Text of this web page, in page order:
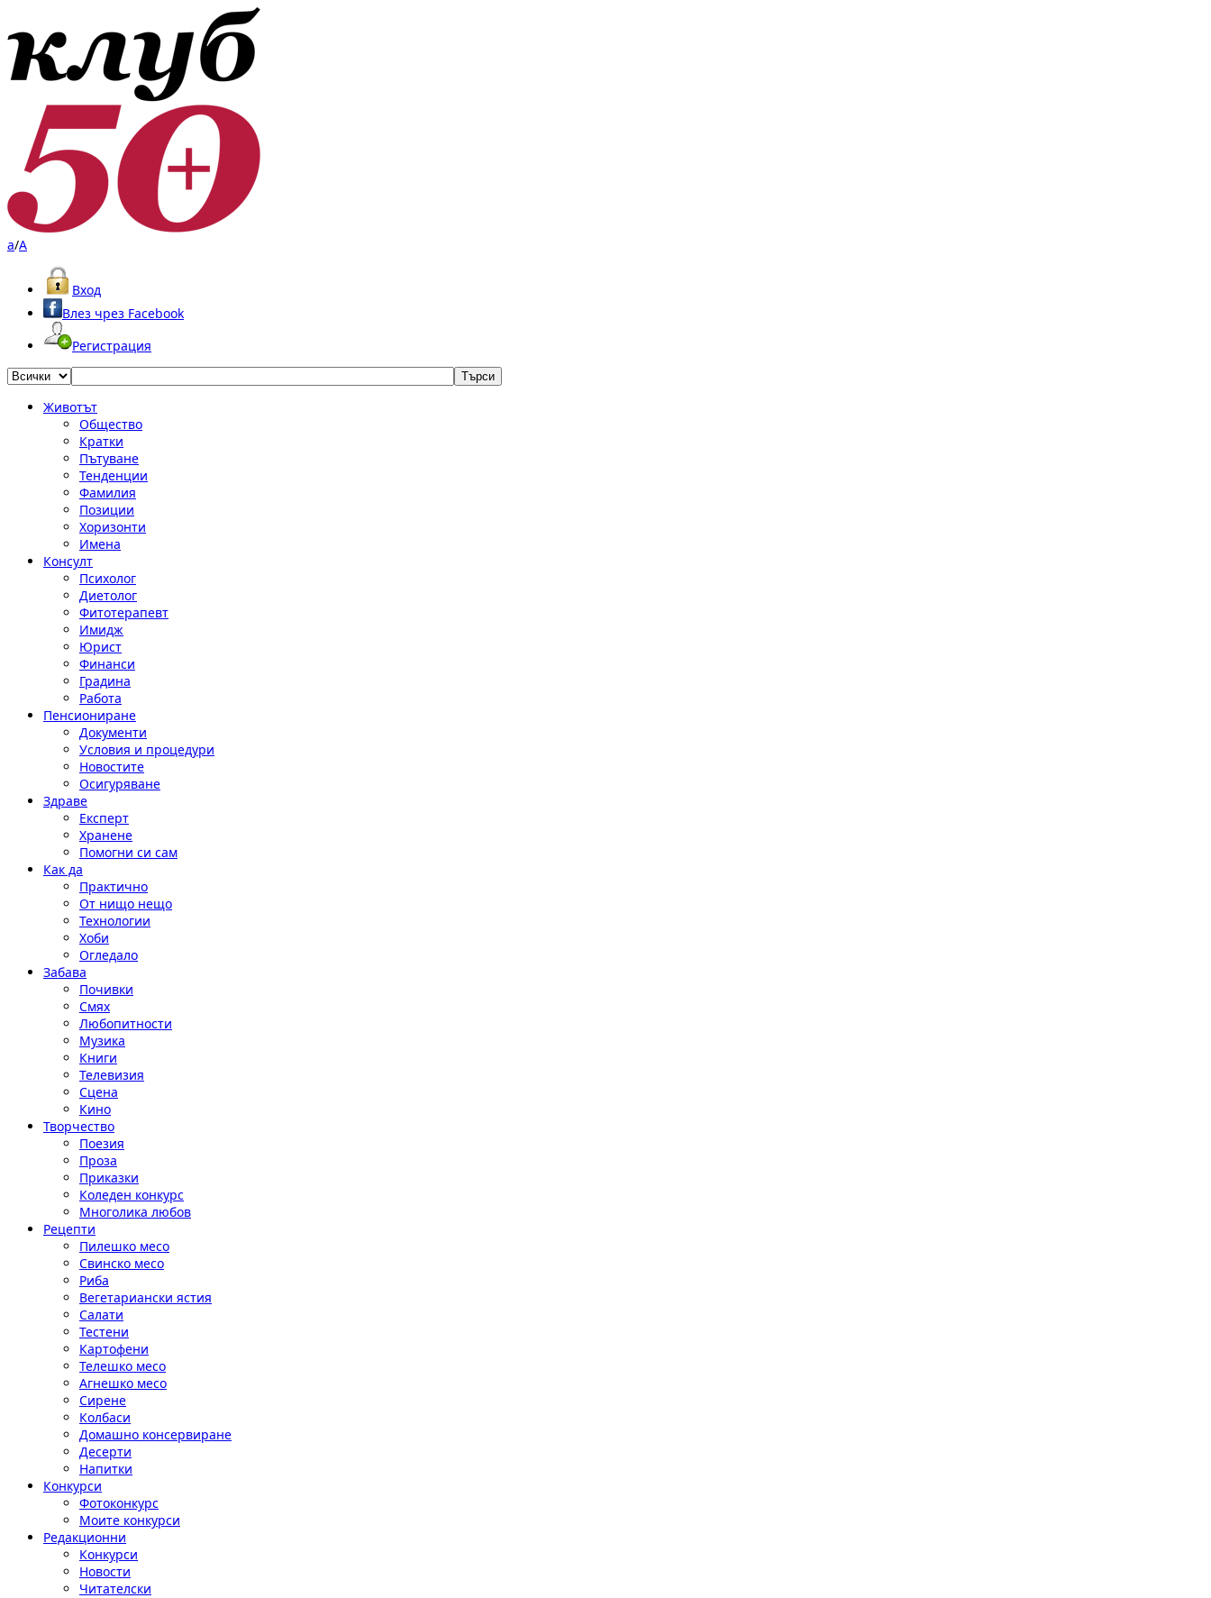
a/A
Вход
Влез чрез Facebook
Регистрация
Животът
Общество
Кратки
Пътуване
Тенденции
Фамилия
Позиции
Хоризонти
Имена
Консулт
Психолог
Диетолог
Фитотерапевт
Имидж
Юрист
Финанси
Градина
Работа
Пенсиониране
Документи
Условия и процедури
Новостите
Осигуряване
Здраве
Експерт
Хранене
Помогни си сам
Как да
Практично
От нищо нещо
Технологии
Хоби
Огледало
Забава
Почивки
Смях
Любопитности
Музика
Книги
Телевизия
Сцена
Кино
Творчество
Поезия
Проза
Приказки
Коледен конкурс
Многолика любов
Рецепти
Пилешко месо
Свинско месо
Риба
Вегетариански ястия
Салати
Тестени
Картофени
Телешко месо
Агнешко месо
Сирене
Колбаси
Домашно консервиране
Десерти
Напитки
Конкурси
Фотоконкурс
Моите конкурси
Редакционни
Конкурси
Новости
Читателски